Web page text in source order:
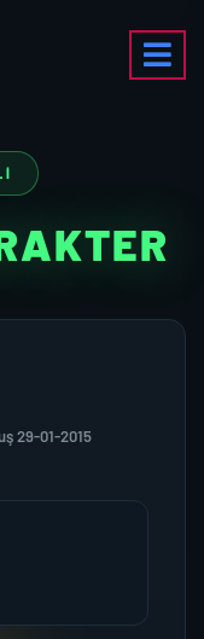
29-01-2015